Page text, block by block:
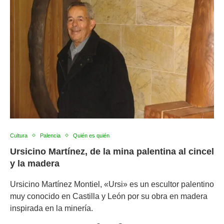
Cultura Palencia Quién es quién
Ursicino Martínez, de la mina palentina al cincel
y la madera
Ursicino Martínez Montiel, «Ursi» es un escultor palentino
muy conocido en Castilla y León por su obra en madera
inspirada en la minería.